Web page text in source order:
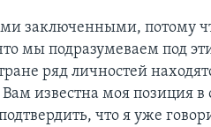
заключенными, потому
мы подразумеваем под
ряд личностей
Вам известна моя позиция
что я уже